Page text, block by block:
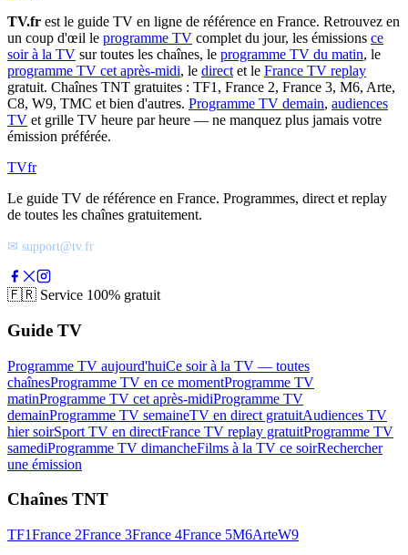
TV.fr est le guide TV en ligne de référence en France. Retrouvez en
un coup d'œil le programme TV complet du jour, les émissions ce
soir à la TV sur toutes les chaînes, le programme TV du matin, le
programme TV cet après-midi, le direct et le France TV replay
gratuit. Chaînes TNT gratuites : TF1, France 2, France 3, M6, Arte,
C8, W9, TMC et bien d'autres. Programme TV demain, audiences
TV et grille TV heure par heure — ne manquez plus jamais votre
émission préférée.
TVfr
Le guide TV de référence en France. Programmes, direct et replay
de toutes les chaînes gratuitement.
✉ support@tv.fr
🇫🇷 Service 100% gratuit
Guide TV
Programme TV aujourd'huiCe soir à la TV — toutes
chaînesProgramme TV en ce momentProgramme TV
matinProgramme TV cet après-midiProgramme TV
demainProgramme TV semaineTV en direct gratuitAudiences TV
hier soirSport TV en directFrance TV replay gratuitProgramme TV
samediProgramme TV dimancheFilms à la TV ce soirRechercher
une émission
Chaînes TNT
TF1France 2France 3France 4France 5M6ArteW9